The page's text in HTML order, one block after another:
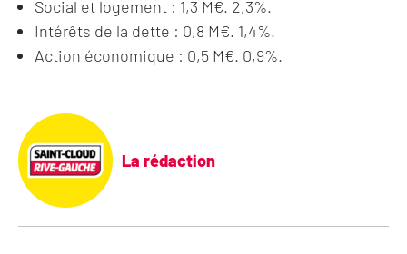
Social et logement : 1,3 M€. 2,3%.
Intérêts de la dette : 0,8 M€. 1,4%.
Action économique : 0,5 M€. 0,9%.
La rédaction